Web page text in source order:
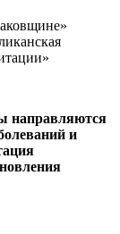
направляются
и